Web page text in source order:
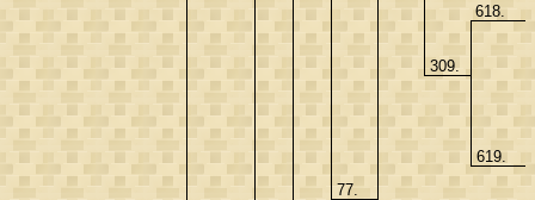
77.
309.
618.
619.